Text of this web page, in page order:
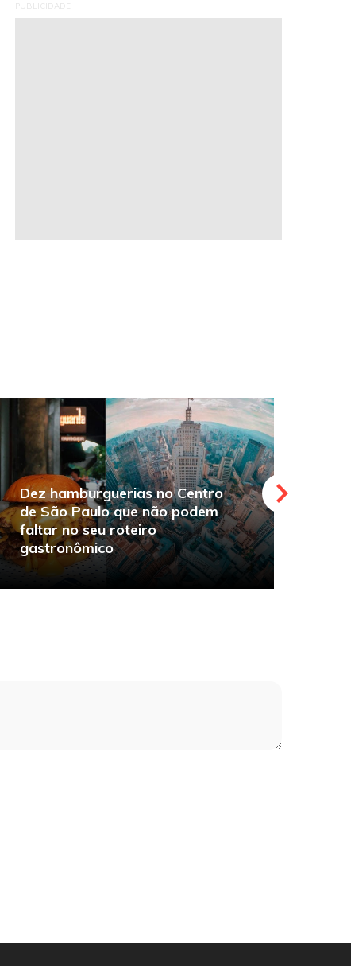
PUBLICIDADE
Dez hamburguerias no Centro
de São Paulo que não podem
faltar no seu roteiro
gastronômico